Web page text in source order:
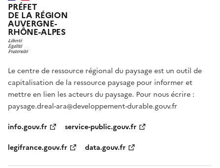
PRÉFET
DE LA RÉGION
AUVERGNE-
RHÔNE-ALPES
Le centre de ressource régional du paysage est un outil de
capitalisation de la ressource paysage pour informer et
mettre en lien les acteurs du paysage. Pour nous écrire :
paysage.dreal-ara@developpement-durable.gouv.fr
info.gouv.fr
service-public.gouv.fr
legifrance.gouv.fr
data.gouv.fr